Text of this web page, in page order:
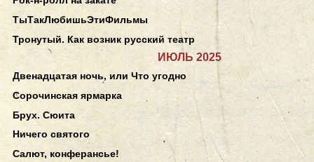
ТыТакЛюбишьЭтиФильмы
Тронутый. Как возник русский театр
ИЮЛЬ 2025
Двенадцатая ночь, или Что угодно
Сорочинская ярмарка
Брух. Сюита
Ничего святого
Салют, конферансье!